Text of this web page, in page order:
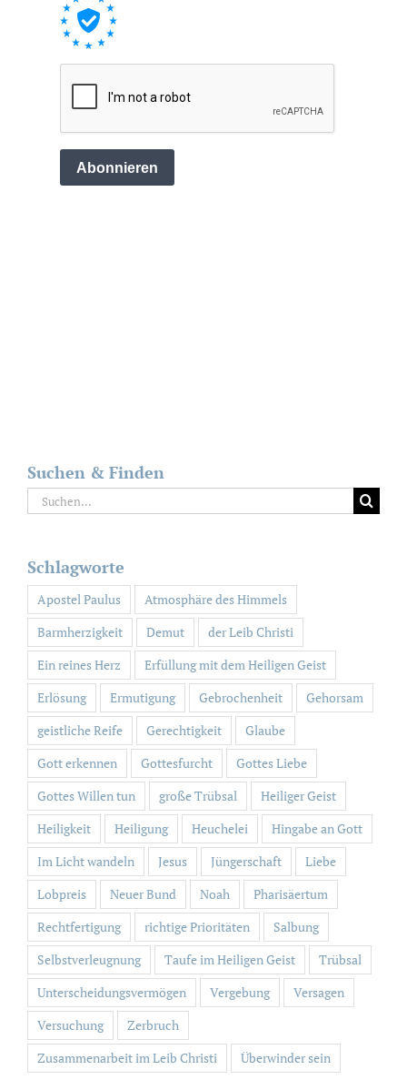
Suchen & Finden
Suche
nach:
Schlagworte
Apostel Paulus
Atmosphäre des Himmels
Barmherzigkeit
Demut
der Leib Christi
Ein reines Herz
Erfüllung mit dem Heiligen Geist
Erlösung
Ermutigung Gebrochenheit
Gehorsam
geistliche Reife
Gerechtigkeit
Glaube
Gott erkennen
Gottesfurcht
Gottes Liebe
Gottes Willen tun
große Trübsal
Heiliger Geist
Heiligkeit
Heiligung Heuchelei
Hingabe an Gott
Im Licht wandeln
Jesus Jüngerschaft
Liebe
Lobpreis
Neuer Bund Noah
Pharisäertum
Rechtfertigung
richtige Prioritäten
Salbung
Selbstverleugnung
Taufe im Heiligen Geist
Trübsal
Unterscheidungsvermögen
Vergebung
Versagen
Versuchung
Zerbruch
Zusammenarbeit im Leib Christi
Überwinder sein